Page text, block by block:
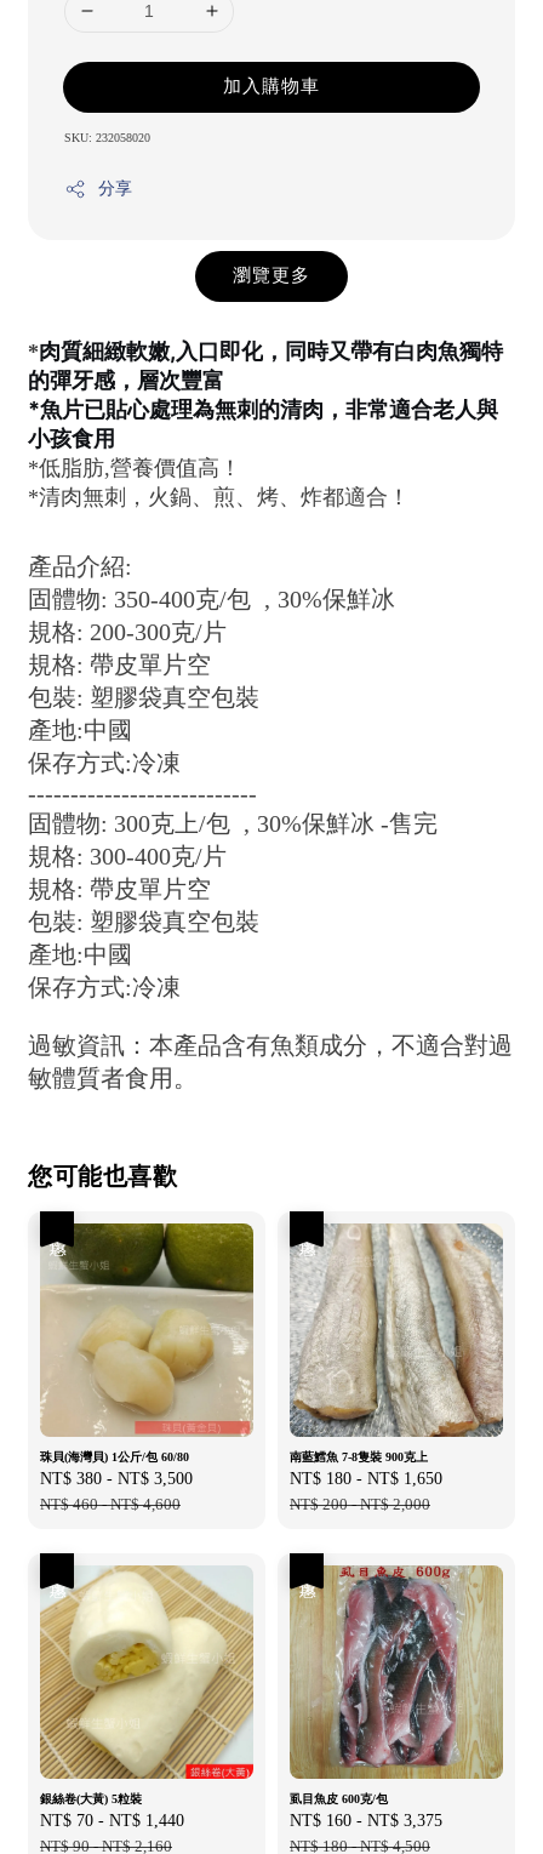
加入購物車
SKU: 232058020
分享
瀏覽更多
*肉質細緻軟嫩,入口即化 ，同時又帶有白肉魚獨特
的彈牙感 ，層次豐富
*魚片已貼心處理為無刺的清肉 ，非常適合老人與
小孩食用
*低脂肪,營養價值高！
*清肉無刺，火鍋、煎、烤、炸都適合！
產品介紹:
固體物: 350-400克/包 ‚ 30%保鮮冰
規格: 200-300克/片
規格: 帶皮單片空
包裝: 塑膠袋真空包裝
產地:中國
保存方式:冷凍
---------------------------
固體物: 300克上/包 ‚ 30%保鮮冰 -售完
規格: 300-400克/片
規格: 帶皮單片空
包裝: 塑膠袋真空包裝
產地:中國
保存方式:冷凍
過敏資訊：本產品含有魚類成分，不適合對過
敏體質者食用。
您可能也喜歡
珠貝(海灣貝) 1公斤/包 60/80
Sale
price
NT$ 380 - NT$ 3,500
NT$ 460-NT$ 4,600
南藍鱈魚 7-8隻裝 900克上
Sale
price
NT$ 180 - NT$ 1,650
NT$ 200-NT$ 2,000
銀絲卷(大黃) 5粒裝
Sale
price
NT$ 70 - NT$ 1,440
NT$ 90-NT$ 2,160
虱目魚皮 600克/包
Sale
price
NT$ 160 - NT$ 3,375
NT$ 180-NT$ 4,500